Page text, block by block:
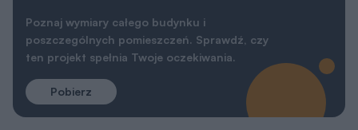
Poznaj wymiary całego budynku i
poszczególnych pomieszczeń. Sprawdź, czy
ten projekt spełnia Twoje oczekiwania.
Pobierz